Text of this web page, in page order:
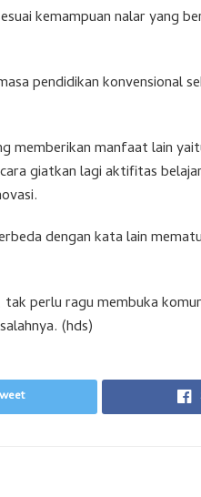
kemampuan nalar yang
pendidikan konvensional
memberikan manfaat lain
giatkan lagi aktifitas
dengan kata lain
perlu ragu membuka
(hds)